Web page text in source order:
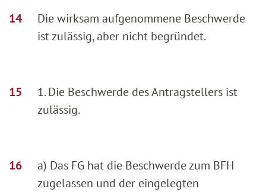
Die wirksam aufgenommene Beschwerde
ist zulässig, aber nicht begründet.
1. Die Beschwerde des Antragstellers ist
zulässig.
a) Das FG hat die Beschwerde zum BFH
zugelassen und der eingelegten